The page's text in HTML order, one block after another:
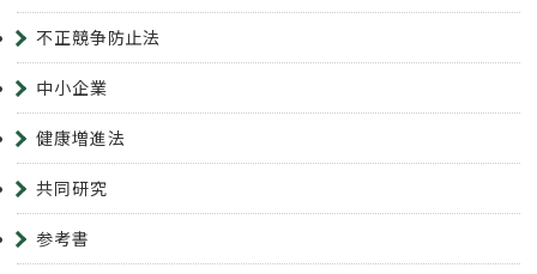
不正競争防止法
中小企業
健康増進法
共同研究
参考書